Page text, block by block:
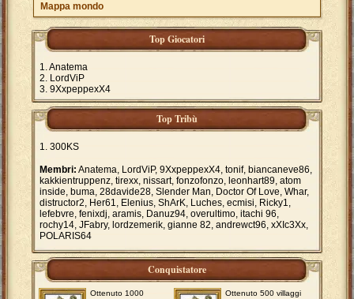
Mappa mondo
Top Giocatori
Anatema
LordViP
9XxpeppexX4
Top Tribù
300KS
Membri: Anatema, LordViP, 9XxpeppexX4, tonif, biancaneve86,
kakkientruppenz, tirexx, nissart, fonzofonzo, leonhart89, atom
inside, buma, 28davide28, Slender Man, Doctor Of Love, Whar,
distructor2, Her61, Elenius, ShArK, Luches, ecmisi, Ricky1,
lefebvre, fenixdj, aramis, Danuz94, overultimo, itachi 96,
rochy14, JFabry, lordzemerik, gianne 82, andrewct96, xXIc3Xx,
POLARIS64
Conquistatore
Ottenuto 1000
Ottenuto 500 villaggi